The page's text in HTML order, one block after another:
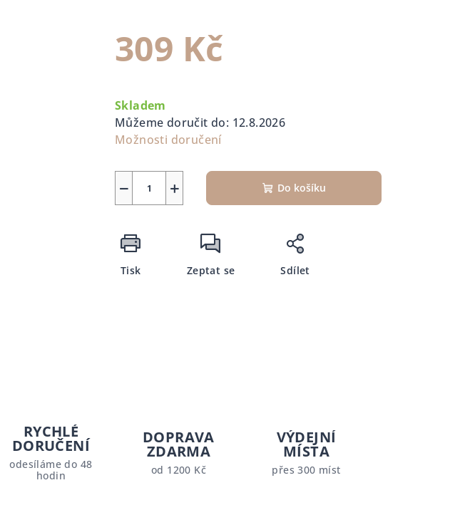
309 Kč
cena:
Skladem
Můžeme doručit do: 12.8.2026
Možnosti doručení
+
− Do košíku
Tisk Zeptat se Sdílet
RYCHLÉ
DORUČENÍ
odesíláme do 48
hodin
DOPRAVA
ZDARMA
od 1200 Kč
VÝDEJNÍ
MÍSTA
přes 300 míst